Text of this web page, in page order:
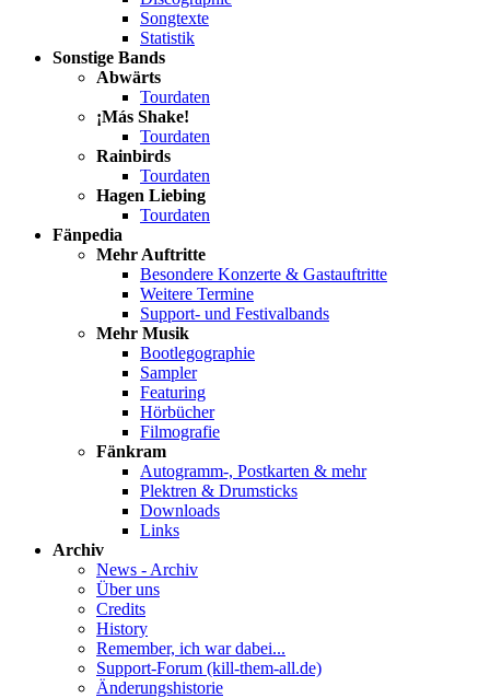
Songtexte
Statistik
Sonstige Bands
Abwärts
Tourdaten
¡Más Shake!
Tourdaten
Rainbirds
Tourdaten
Hagen Liebing
Tourdaten
Fänpedia
Mehr Auftritte
Besondere Konzerte & Gastauftritte
Weitere Termine
Support- und Festivalbands
Mehr Musik
Bootlegographie
Sampler
Featuring
Hörbücher
Filmografie
Fänkram
Autogramm-, Postkarten & mehr
Plektren & Drumsticks
Downloads
Links
Archiv
News - Archiv
Über uns
Credits
History
Remember, ich war dabei...
Support-Forum (kill-them-all.de)
Änderungshistorie